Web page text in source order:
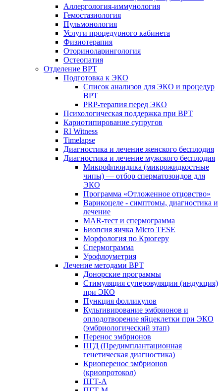
Аллергология-иммунология
Гемостазиология
Пульмонология
Услуги процедурного кабинета
Физиотерапия
Оториноларингология
Остеопатия
Отделение ВРТ
Подготовка к ЭКО
Список анализов для ЭКО и процедур
ВРТ
PRP-терапия перед ЭКО
Психологическая поддержка при ВРТ
Кариотипирование супругов
RI Witness
Timelapse
Диагностика и лечение женского бесплодия
Диагностика и лечение мужского бесплодия
Микрофлюидика (микрожидкостные
чипы) — отбор сперматозоидов для
ЭКО
Программа «Отложенное отцовство»
Варикоцеле - симптомы, диагностика и
лечение
MAR-тест и спермограмма
Биопсия яичка Micro TESE
Морфология по Крюгеру
Спермограмма
Урофлоуметрия
Лечение методами ВРТ
Донорские программы
Стимуляция суперовуляции (индукция)
при ЭКО
Пункция фолликулов
Культивирование эмбрионов и
оплодотворение яйцеклетки при ЭКО
(эмбриологический этап)
Перенос эмбрионов
ПГД (Предимплантационная
генетическая диагностика)
Криоперенос эмбрионов
(криопротокол)
ПГТ-А